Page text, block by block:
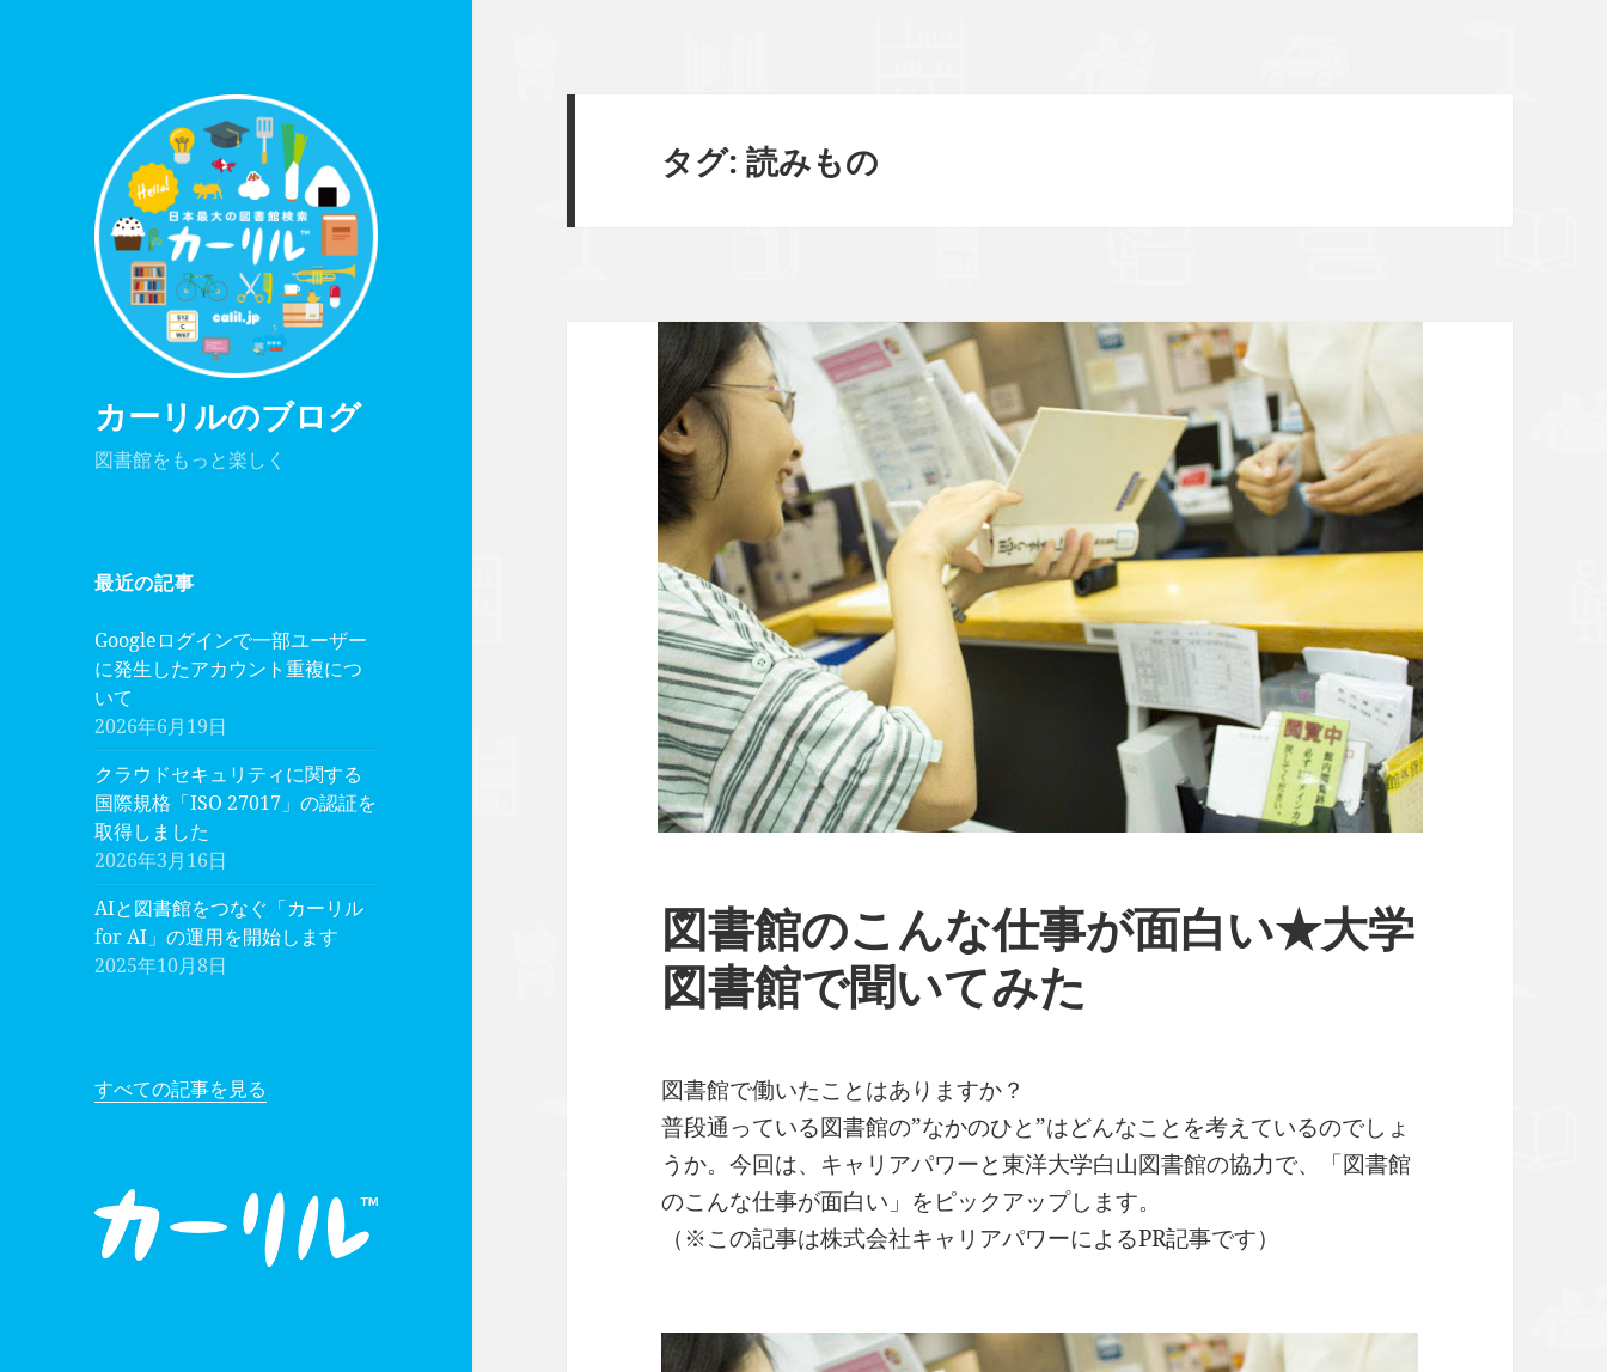
カーリルのブログ
図書館をもっと楽しく
最近の記事
Googleログインで一部ユーザー
に発生したアカウント重複につ
いて
2026年6月19日
クラウドセキュリティに関する
国際規格「ISO 27017」の認証を
取得しました
2026年3月16日
AIと図書館をつなぐ「カーリル
for AI」の運用を開始します
2025年10月8日
すべての記事を見る
タグ:読みもの
図書館のこんな仕事が面白い★大学
図書館で聞いてみた
図書館で働いたことはありますか？
普段通っている図書館の”なかのひと”はどんなことを考えているのでしょ
うか。今回は、キャリアパワーと東洋大学白山図書館の協力で、「図書館
のこんな仕事が面白い」をピックアップします。
（※この記事は株式会社キャリアパワーによるPR記事です）